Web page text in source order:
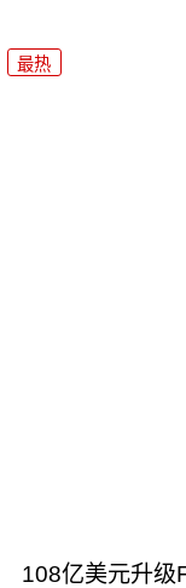
最热
108亿美元升级